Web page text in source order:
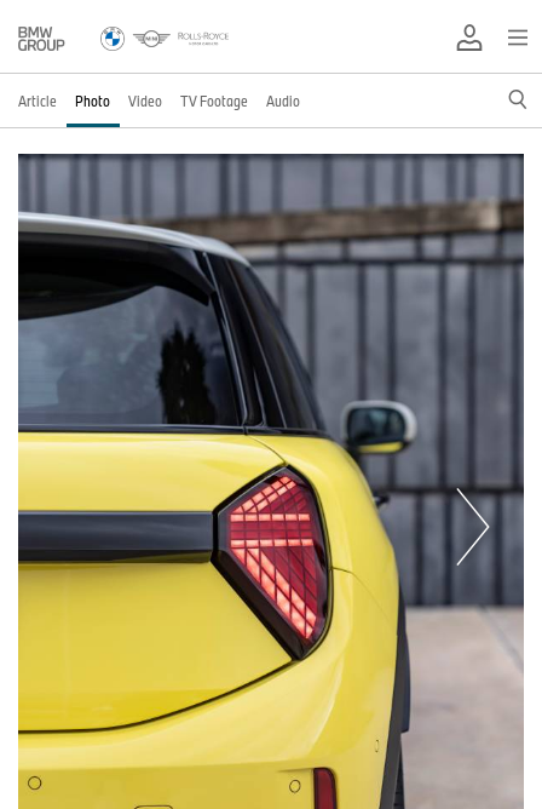
Article Photo Video TV Footage Audio